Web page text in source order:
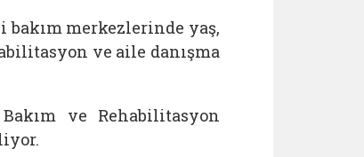
merkezlerinde yaş,
ve aile danışma
ve Rehabilitasyon